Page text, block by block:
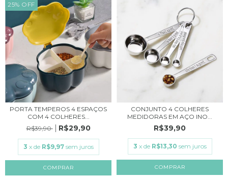
25% OFF
PORTA TEMPEROS 4 ESPAÇOS
COM 4 COLHERES...
R$39,90
R$29,90
3 x de R$9,97 sem juros
COMPRAR
CONJUNTO 4 COLHERES
MEDIDORAS EM AÇO INO...
R$39,90
3 x de R$13,30 sem juros